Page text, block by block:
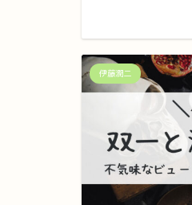
伊藤潤二